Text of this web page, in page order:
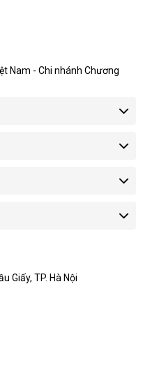
Nam - Chi nhánh Chương
Giấy, TP. Hà Nội